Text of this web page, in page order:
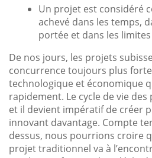
Un projet est considéré
achevé dans les temps,
portée et dans les
De nos jours, les projets
concurrence toujours plus
technologique et économique
rapidement. Le cycle de vie
et il devient impératif de créer
innovant davantage. Compte
dessus, nous pourrions croire
projet traditionnel va à